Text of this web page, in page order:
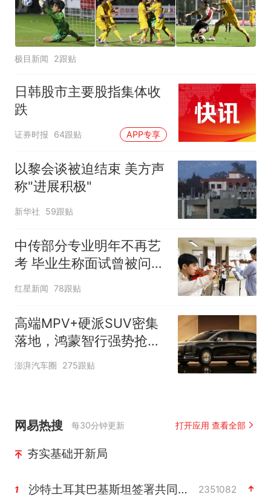
极目新闻 2跟贴
日韩股市主要股指集体收
跌
证券时报 64跟贴 APP专享
以黎会谈被迫结束 美方声
称"进展积极"
新华社 59跟贴
中传部分专业明年不再艺
考 毕业生称面试曾被问
“如何策划晚会” 专家：遏
红星新闻 78跟贴
高端MPV+硬派SUV密集
落地，鸿蒙智行强势抢占
自主高端市场制高点
澎湃汽车圈 275跟贴
网易热搜 每30分钟更新 打开应用 查看全部
夯实基础开新局
1 沙特土耳其巴基斯坦签署共同防务协议 2351082